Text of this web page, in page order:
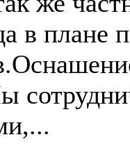
в плане